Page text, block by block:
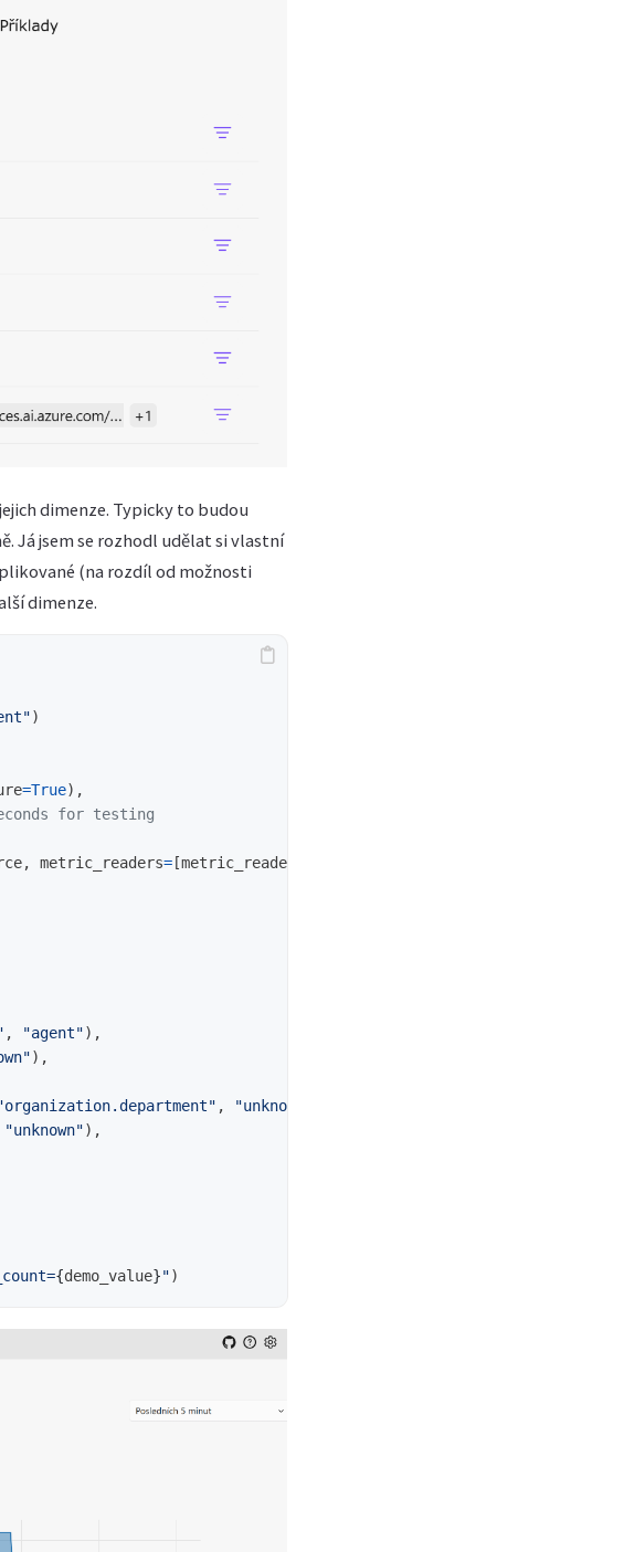
dimenze. Typicky to budou
Já jsem se rozhodl udělat si vlastní
(na rozdíl od možnosti
dimenze.
")
=True),
, metric_readers= [metric_reader
, "agent"),
"),
organization.department" , "unknown
"unknown"),
{demo_value}")